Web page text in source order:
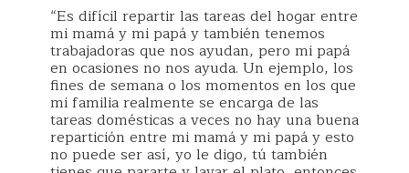
“Es difícil repartir las tareas del hogar entre
mi mamá y mi papá y también tenemos
trabajadoras que nos ayudan, pero mi papá
en ocasiones no nos ayuda. Un ejemplo, los
fines de semana o los momentos en los que
mi familia realmente se encarga de las
tareas domésticas a veces no hay una buena
repartición entre mi mamá y mi papá y esto
no puede ser así, yo le digo, tú también